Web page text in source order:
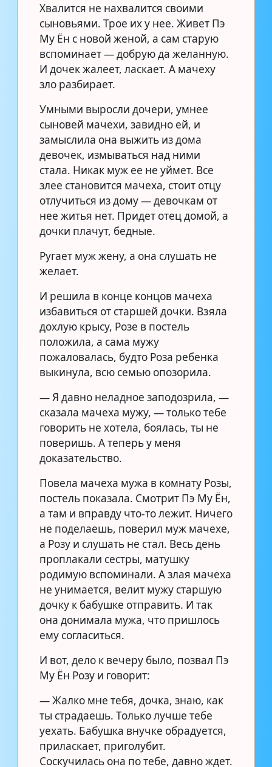
Хвалится не нахвалится своими
сыновьями. Трое их у нее. Живет Пэ
Му Ён с новой женой, а сам старую
вспоминает — добрую да желанную.
И дочек жалеет, ласкает. А мачеху
зло разбирает.
Умными выросли дочери, умнее
сыновей мачехи, завидно ей, и
замыслила она выжить из дома
девочек, измываться над ними
стала. Никак муж ее не уймет. Все
злее становится мачеха, стоит отцу
отлучиться из дому — девочкам от
нее житья нет. Придет отец домой, а
дочки плачут, бедные.
Ругает муж жену, а она слушать не
желает.
И решила в конце концов мачеха
избавиться от старшей дочки. Взяла
дохлую крысу, Розе в постель
положила, а сама мужу
пожаловалась, будто Роза ребенка
выкинула, всю семью опозорила.
— Я давно неладное заподозрила, —
сказала мачеха мужу, — только тебе
говорить не хотела, боялась, ты не
поверишь. А теперь у меня
доказательство.
Повела мачеха мужа в комнату Розы,
постель показала. Смотрит Пэ Му Ён,
а там и вправду что-то лежит. Ничего
не поделаешь, поверил муж мачехе,
а Розу и слушать не стал. Весь день
проплакали сестры, матушку
родимую вспоминали. А злая мачеха
не унимается, велит мужу старшую
дочку к бабушке отправить. И так
она донимала мужа, что пришлось
ему согласиться.
И вот, дело к вечеру было, позвал Пэ
Му Ён Розу и говорит:
— Жалко мне тебя, дочка, знаю, как
ты страдаешь. Только лучше тебе
уехать. Бабушка внучке обрадуется,
приласкает, приголубит.
Соскучилась она по тебе, давно ждет.